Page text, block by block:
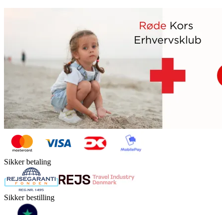
Sikker betaling
Sikker bestilling